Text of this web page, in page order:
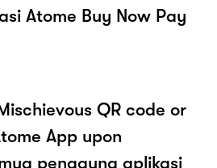
Atome Buy Now Pay
QR code or
App upon
pengguna aplikasi